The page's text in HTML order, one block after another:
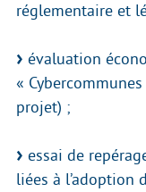
réglementaire et
évaluation
«
projet) ;
essai de
liées à l’adoption